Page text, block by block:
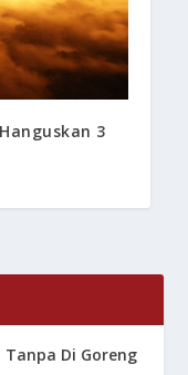
3
Tanpa Di Goreng